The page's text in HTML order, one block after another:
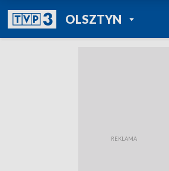
OLSZTYNPOWRÓT DO
TVP REGIONY